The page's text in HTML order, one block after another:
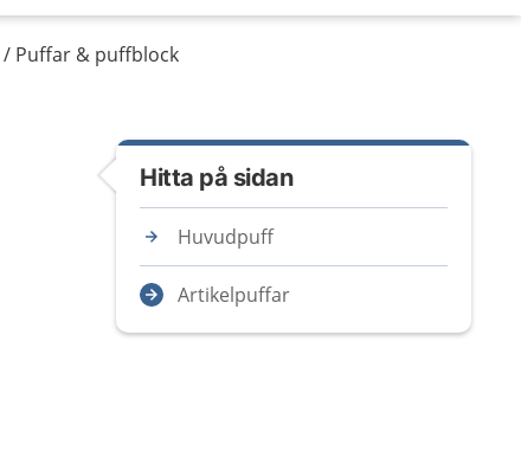
Puffar & puffblock
Hitta på sidan
Huvudpuff
Artikelpuffar